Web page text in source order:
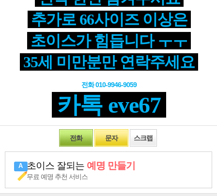
추가로 66사이즈 이상은
초이스가 힘듭니다 ㅜㅜ
35세 미만분만 연락주세요
전화 010-9946-9059
카톡 eve67
전화 문자 스크랩
초이스 잘되는 예명 만들기
무료 예명 추천 서비스